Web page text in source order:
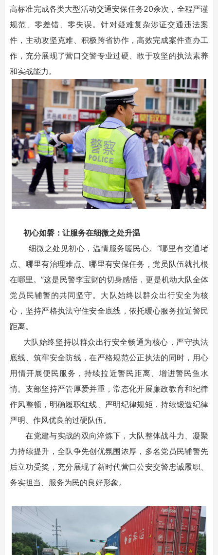
高标准完成各类大型活动交通安保任务20余次，全程严谨
规范、零差错、零失误。针对疑难复杂涉证交通违法案
件，主动攻坚克难、积极跨省协作，高效完成案件查办工
作，充分展现了营口交警专业过硬、敢于攻坚的执法素养
和实战能力。
初心如磐：让服务在细微之处升温
细微之处见初心，温情服务暖民心。“哪里有交通堵
点、哪里有治理难点、哪里有安保任务，党员队伍就扎根
在哪里。”这是民警李宝财的切身感悟，更是机动大队全体
党员民辅警的共同坚守。大队始终以群众出行安全为核
心，坚持严格执法守住安全底线，依托暖心服务拉近警民
距离。
大队始终坚持以群众出行安全畅通为核心，严守执法
底线、筑牢安全防线，在严格规范公正执法的同时，用心
用情开展便民服务，持续拉近警民距离、增进警民鱼水
情。支部坚持严管厚爱并重，常态化开展廉政教育和纪律
作风整顿，明确履职红线、严明纪律规矩，持续锻造纪律
严明、作风优良的过硬队伍。
在党建与实战的双向淬炼下，大队整体战斗力、凝聚
力持续提升，全队争先创优氛围浓厚，多名党员民辅警先
后立功受奖，充分展现了新时代营口公安交警忠诚履职、
务实担当、服务为民的良好形象。